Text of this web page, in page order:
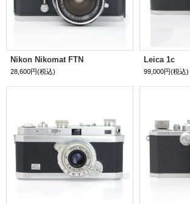
Nikon Nikomat FTN
28,600円(税込)
Leica 1c
99,000円(税込)